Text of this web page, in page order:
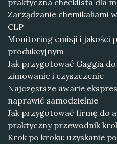
praktyczna checklista dla
Zarządzanie chemikaliami
CLP
Monitoring emisji i jakości
produkcyjnym
Jak przygotować Gaggia
zimowanie i czyszczenie
Najczęstsze awarie
naprawić samodzielnie
Jak przygotować firmę do
praktyczny przewodnik
Krok po kroku: uzyskanie